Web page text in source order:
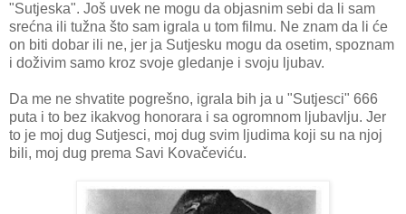
"Sutjeska". Još uvek ne mogu da objasnim sebi da li sam
srećna ili tužna što sam igrala u tom filmu. Ne znam da li će
on biti dobar ili ne, jer ja Sutjesku mogu da osetim, spoznam
i doživim samo kroz svoje gledanje i svoju ljubav.
Da me ne shvatite pogrešno, igrala bih ja u "Sutjesci" 666
puta i to bez ikakvog honorara i sa ogromnom ljubavlju. Jer
to je moj dug Sutjesci, moj dug svim ljudima koji su na njoj
bili, moj dug prema Savi Kovačeviću.